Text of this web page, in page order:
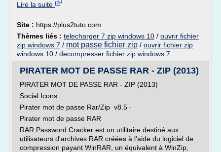
Lire la suite
Site : https://plus2tuto.com
Thèmes liés : telecharger 7 zip windows 10 / ouvrir fichier
zip windows 7 / mot passe fichier zip / ouvrir fichier zip
windows 10 / decompresser fichier zip windows 7
PIRATER MOT DE PASSE RAR - ZIP (2013)
PIRATER MOT DE PASSE RAR - ZIP (2013)
Social Icons
Pirater mot de passe Rar/Zip v8.5 -
Pirater mot de passe RAR
RAR Password Cracker est un utilitaire destiné aux
utilisateurs d'archives RAR créées à l'aide du logiciel de
compression payant WinRAR, un équivalent à WinZip,